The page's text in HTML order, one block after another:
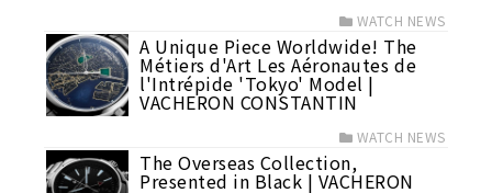
WATCH NEWS
A Unique Piece Worldwide! The
Métiers d'Art Les Aéronautes de
l'Intrépide 'Tokyo' Model |
VACHERON CONSTANTIN
WATCH NEWS
The Overseas Collection,
Presented in Black | VACHERON